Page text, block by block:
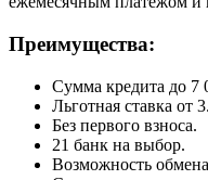
Преимущества:
Сумма кредита до 7
Льготная ставка от
Без первого взноса.
21 банк на выбор.
Возможность